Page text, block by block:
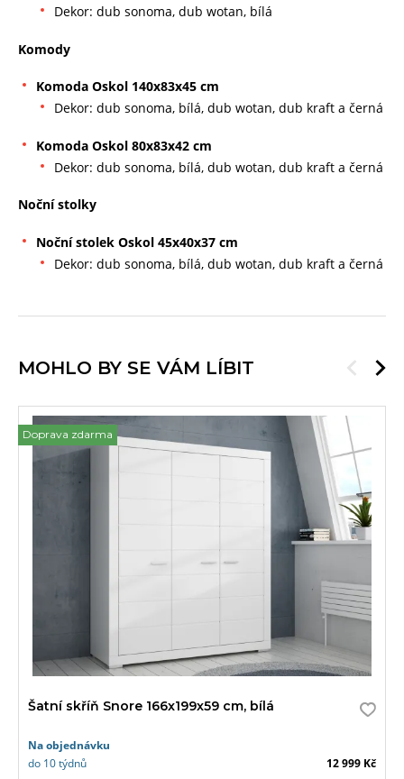
Dekor: dub sonoma, dub wotan, bílá
Komody
Komoda Oskol 140x83x45 cm
Dekor: dub sonoma, bílá, dub wotan, dub kraft a černá
Komoda Oskol 80x83x42 cm
Dekor: dub sonoma, bílá, dub wotan, dub kraft a černá
Noční stolky
Noční stolek Oskol 45x40x37 cm
Dekor: dub sonoma, bílá, dub wotan, dub kraft a černá
MOHLO BY SE VÁM LÍBIT
Doprava zdarma
Šatní skříň Snore 166x199x59 cm, bílá
Na objednávku
do 10 týdnů
12 999 Kč